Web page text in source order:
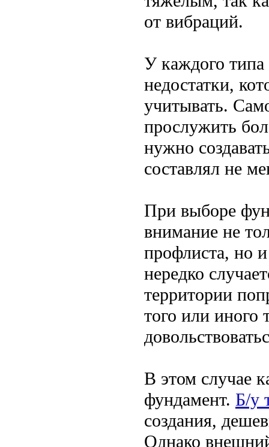
от вибраций.
У каждого
недостатки,
учитывать.
прослужить
нужно
составлял не
При выборе
внимание не
профлиста, но
нередко
территории
того или иного
В этом случае
фундамент. Б/у
создания,
Однако